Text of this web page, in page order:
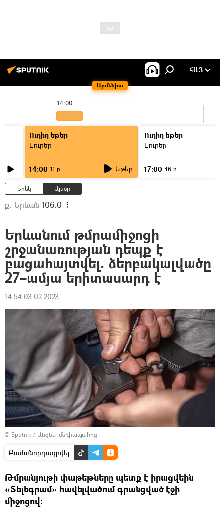
Արմենիա
ՀԱՅ
14:00
Ուղիղ եթեր
Լուրեր
14:00 11 ր Եթեր
Ուղիղ եթեր
Լուրեր
17:00 46 ր
Երեկ Այսօր
ք. Երևան 106.0
Երևանում թմրամիջոցի
շրջանառության դեպք է
բացահայտվել. ձերբակալվածը
27–ամյա երիտասարդ է
14:54 03.02.2023
© Sputnik / Անցնել մեդիապահոց
Բաժանորդագրվել
Թմրանյութի փաթեթները պետք է իրացվեին
«Տելեգրամ» հավելվածում գրանցված էջի
միջոցով։